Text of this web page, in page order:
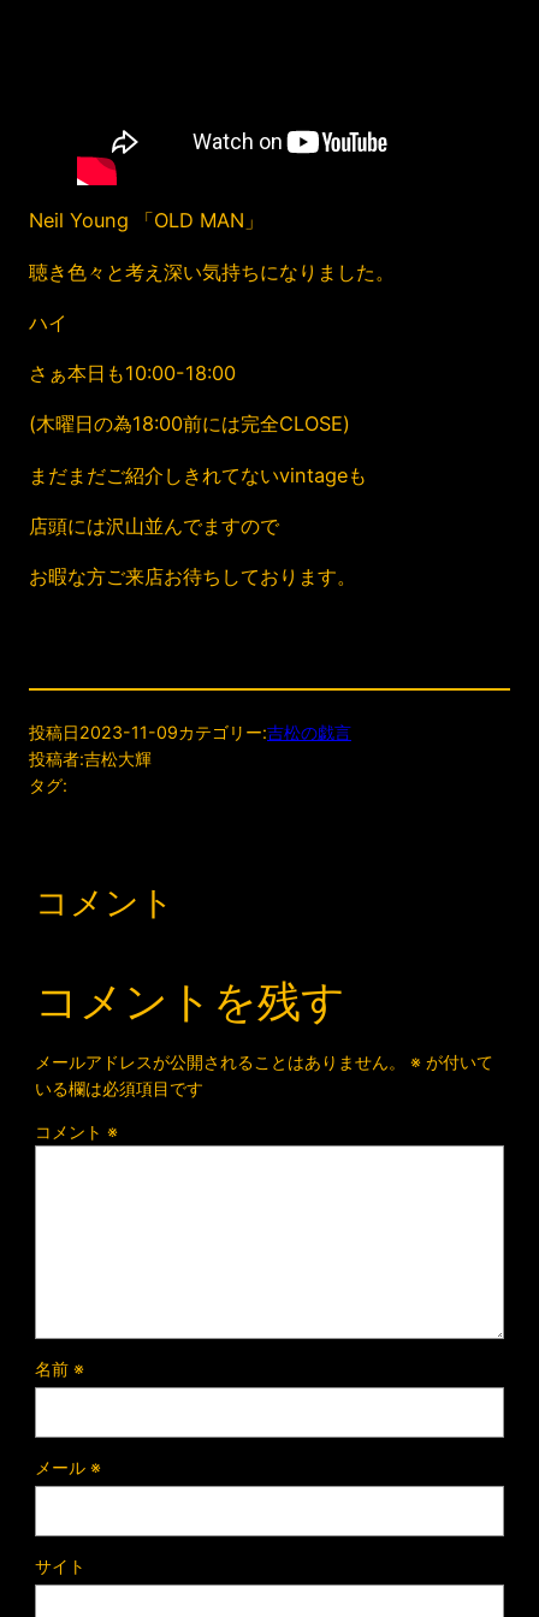
Neil Young 「OLD MAN」
聴き色々と考え深い気持ちになりました。
ハイ
さぁ本日も10:00-18:00
(木曜日の為18:00前には完全CLOSE)
まだまだご紹介しきれてないvintageも
店頭には沢山並んでますので
お暇な方ご来店お待ちしております。
投稿日2023-11-09カテゴリー:吉松の戯言
投稿者:吉松大輝
タグ:
コメント
コメントを残す
メールアドレスが公開されることはありません。 ※が付いて
いる欄は必須項目です
コメント ※
名前 ※
メール ※
サイト